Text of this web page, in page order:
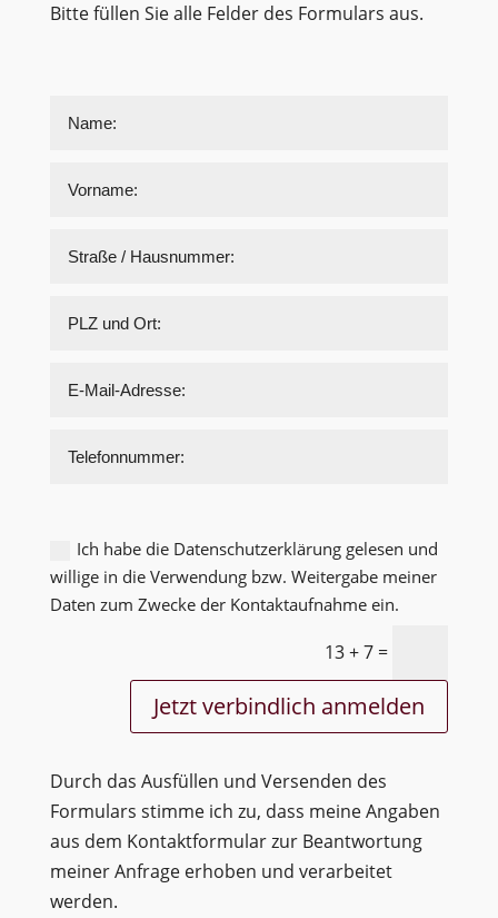
Bitte füllen Sie alle Felder des Formulars aus.
Ich habe die Datenschutzerklärung gelesen und
willige in die Verwendung bzw. Weitergabe meiner
Daten zum Zwecke der Kontaktaufnahme ein.
13 + 7 =
Jetzt verbindlich anmelden
Durch das Ausfüllen und Versenden des
Formulars stimme ich zu, dass meine Angaben
aus dem Kontaktformular zur Beantwortung
meiner Anfrage erhoben und verarbeitet
werden.